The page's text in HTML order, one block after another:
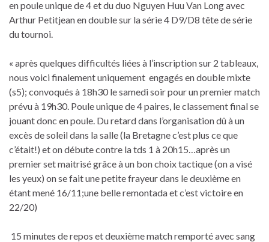
en poule unique de 4 et du duo Nguyen Huu Van Long avec
Arthur Petitjean en double sur la série 4 D9/D8 tête de série
du tournoi.
« après quelques difficultés liées à l’inscription sur 2 tableaux,
nous voici finalement uniquement engagés en double mixte
(s5); convoqués à 18h30 le samedi soir pour un premier match
prévu à 19h30. Poule unique de 4 paires, le classement final se
jouant donc en poule. Du retard dans l’organisation dû à un
excès de soleil dans la salle (la Bretagne c’est plus ce que
c’était!) et on débute contre la tds 1 à 20h15…après un
premier set maitrisé grâce à un bon choix tactique (on a visé
les yeux) on se fait une petite frayeur dans le deuxième en
étant mené 16/11;une belle remontada et c’est victoire en
22/20)
15 minutes de repos et deuxième match remporté avec sang